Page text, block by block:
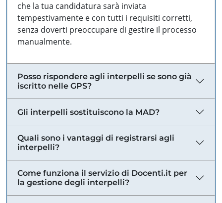
che la tua candidatura sarà inviata
tempestivamente e con tutti i requisiti corretti,
senza doverti preoccupare di gestire il processo
manualmente.
Posso rispondere agli interpelli se sono già
iscritto nelle GPS?
Gli interpelli sostituiscono la MAD?
Quali sono i vantaggi di registrarsi agli
interpelli?
Come funziona il servizio di Docenti.it per
la gestione degli interpelli?